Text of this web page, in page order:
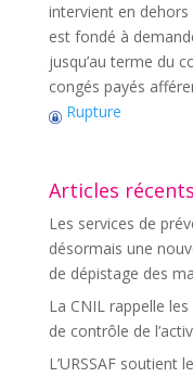
intervient en dehors
est fondé à
jusqu’au terme du
congés payés
Rupture
Articles récents
Les services de
désormais une
de dépistage des
La CNIL rappelle
de contrôle de
L’URSSAF soutient